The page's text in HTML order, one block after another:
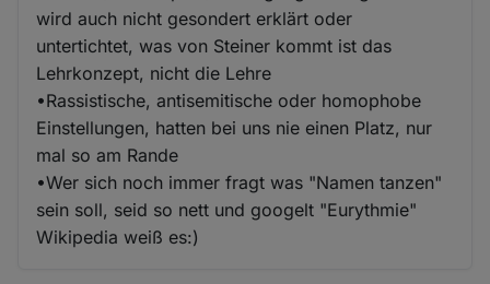
wird auch nicht gesondert erklärt oder
untertichtet, was von Steiner kommt ist das
Lehrkonzept, nicht die Lehre
•Rassistische, antisemitische oder homophobe
Einstellungen, hatten bei uns nie einen Platz, nur
mal so am Rande
•Wer sich noch immer fragt was "Namen tanzen"
sein soll, seid so nett und googelt "Eurythmie"
Wikipedia weiß es:)